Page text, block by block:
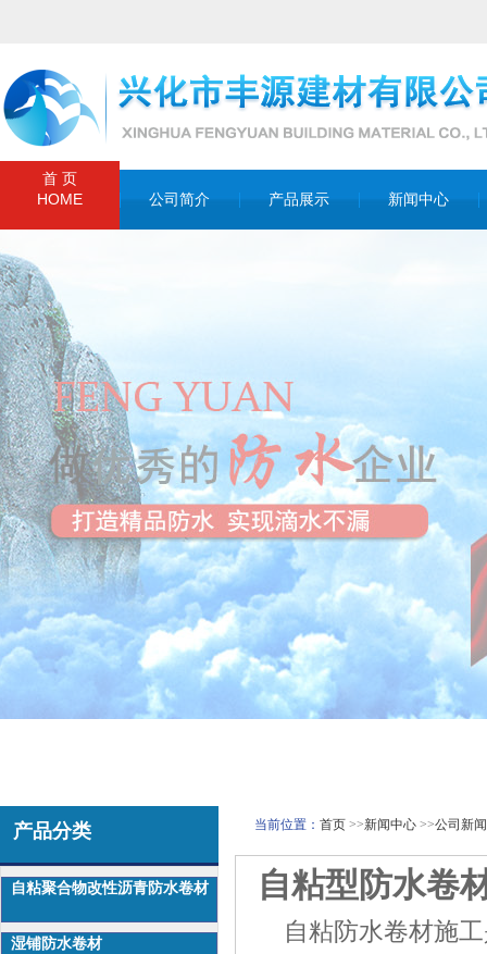
首 页
HOME 公司简介 产品展示 新闻中心
产品分类
自粘聚合物改性沥青防水卷材
湿铺防水卷材
当前位置： 首页 >>新闻中心 >>公司新闻
自粘型防水卷
自粘防水卷材施